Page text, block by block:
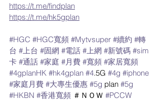
https://t.me/findplan
https://t.me/hk5gplan
#HGC #HGC寬頻 #Mytvsuper #續約 #轉
台 #上台 #固網 #電話 #上網 #新號碼 #sim
卡 #通話 #家庭 #月費 #寬頻 #家居寬頻
#4gplanHK #hk4gplan #4.5G #4g #iphone
#家庭月費 #大專生優惠 #5g plan #5g
#HKBN #香港寬頻 ＃ＮＯＷ #PCCW